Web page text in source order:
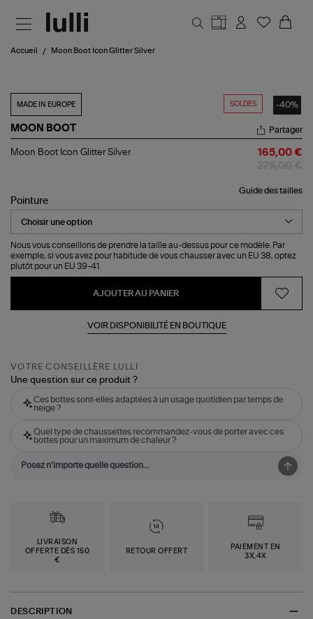
Accueil Moon Boot Icon Glitter Silver
SOLDES -40%
MADE IN EUROPE
MOON BOOT
Moon
Silver
Partager
Moon Boot Icon Glitter Silver 165,00 €
Guide des tailles
Pointure
Nous vous conseillons de prendre la taille au-dessus pour ce modèle. Par
exemple, si vous avez pour habitude de vous chausser avec un EU 38, optez
plutôt pour un EU 39-41.
AJOUTER AU PANIER
VOIR DISPONIBILITÉ EN BOUTIQUE
VOTRE CONSEILLÈRE LULLI
Une question sur ce produit ?
Ces bottes sont-elles adaptées à un usage quotidien par temps de
neige ?
Quel type de chaussettes recommandez-vous de porter avec ces
bottes pour un maximum de chaleur ?
LIVRAISON
OFFERTE DÈS 150
€
RETOUR OFFERT
PAIEMENT EN
3X,4X
DESCRIPTION